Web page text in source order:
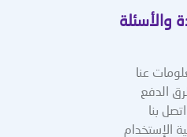
والأسئلة
عنا
الدفع
اتصل بنا
الإستخدام